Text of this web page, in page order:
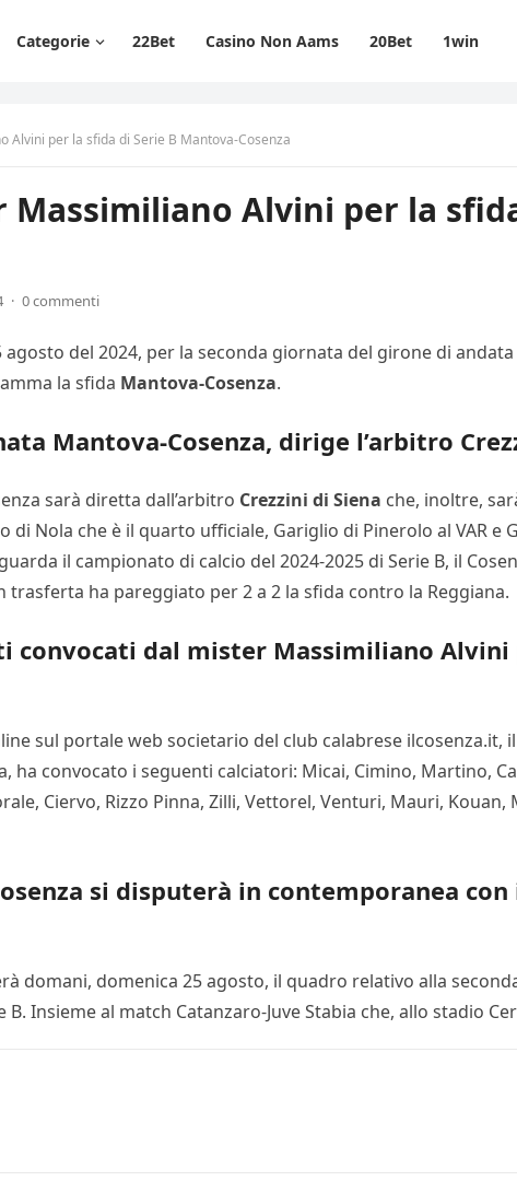
Categorie 22Bet Casino Non Aams 20Bet 1win
Alvini per la sfida di Serie B Mantova-Cosenza
Alvini per la
· 0 commenti
del 2024, per la seconda giornata del girone di
la sfida Mantova-Cosenza.
Mantova-Cosenza, dirige l’arbitro
sarà diretta dall’arbitro Crezzini di Siena che, inoltre,
Nola che è il quarto ufficiale, Gariglio di Pinerolo al VAR e
il campionato di calcio del 2024-2025 di Serie B, il
ha pareggiato per 2 a 2 la sfida contro la Reggiana.
convocati dal mister Massimiliano
sul portale web societario del club calabrese ilcosenza.it,
ha convocato i seguenti calciatori: Micai, Cimino, Martino,
Ciervo, Rizzo Pinna, Zilli, Vettorel, Venturi, Mauri,
si disputerà in contemporanea
domani, domenica 25 agosto, il quadro relativo alla
B. Insieme al match Catanzaro-Juve Stabia che, allo stadio